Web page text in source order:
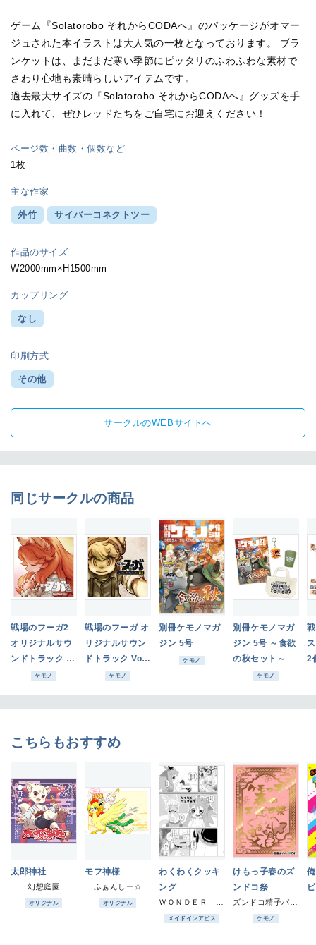
ゲーム『Solatorobo それからCODAへ』のパッケージがオマー
ジュされた本イラストは大人気の一枚となっております。 ブラ
ンケットは、まだまだ寒い季節にピッタリのふわふわな素材で
さわり心地も素晴らしいアイテムです。
過去最大サイズの『Solatorobo それからCODAへ』グッズを手
に入れて、ぜひレッドたちをご自宅にお迎えください！
ページ数・曲数・個数など
1枚
主な作家
外竹 サイバーコネクトツー
作品のサイズ
W2000mm×H1500mm
カップリング
なし
印刷方式
その他
サークルのWEBサイトへ
同じサークルの商品
戦場のフーガ2
オリジナルサウ
ンドトラック Vo
ケモノ
戦場のフーガ オ
リジナルサウン
ドトラック Vol.
ケモノ
別冊ケモノマガ
ジン 5号
ケモノ
別冊ケモノマガ
ジン 5号 ～食欲
の秋セット～
ケモノ
2
こちらもおすすめ
太郎神社
幻想庭園
オリジナル
モフ神様
ふぁんしー☆
オリジナル
わくわくクッキ
ング
メイドインアビス
けもっ子春のズ
ンドコ祭
ケモノ